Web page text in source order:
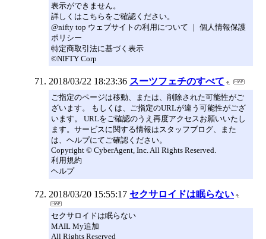
表示ができません。
詳しくはこちらをご確認ください。
@nifty top ウェブサイトの利用について ｜ 個人情報保護
ポリシー
特定商取引法に基づく表示
©NIFTY Corp
2018/03/22 18:23:36 スーツフェチのすべて
ご指定のページは移動、または、削除された可能性がご
ざいます。 もしくは、ご指定のURLが違う可能性がござ
います。 URLをご確認のうえ再度アクセスお願いいたし
ます。サービスに関する情報はスタッフブログ、また
は、ヘルプにてご確認ください。
Copyright © CyberAgent, Inc. All Rights Reserved.
利用規約
ヘルプ
2018/03/20 15:55:17 セクサロイドは眠らない
セクサロイドは眠らない
MAIL My追加
All Rights Reserved